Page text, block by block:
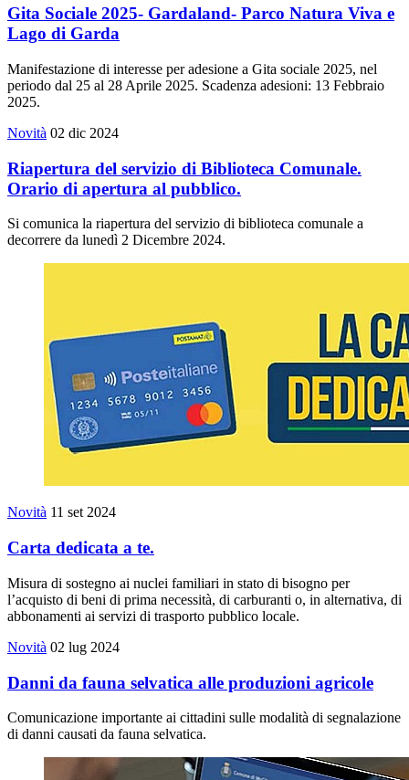
Gita Sociale 2025- Gardaland- Parco Natura Viva e
Lago di Garda
Manifestazione di interesse per adesione a Gita sociale 2025, nel
periodo dal 25 al 28 Aprile 2025. Scadenza adesioni: 13 Febbraio
2025.
Novità 02 dic 2024
Riapertura del servizio di Biblioteca Comunale.
Orario di apertura al pubblico.
Si comunica la riapertura del servizio di biblioteca comunale a
decorrere da lunedì 2 Dicembre 2024.
Novità 11 set 2024
Carta dedicata a te.
Misura di sostegno ai nuclei familiari in stato di bisogno per
l’acquisto di beni di prima necessità, di carburanti o, in alternativa, di
abbonamenti ai servizi di trasporto pubblico locale.
Novità 02 lug 2024
Danni da fauna selvatica alle produzioni agricole
Comunicazione importante ai cittadini sulle modalità di segnalazione
di danni causati da fauna selvatica.